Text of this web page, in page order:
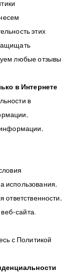
этих
любые отзывы
в Интернете
в
использования,
ответственности,
сайта.
с Политикой